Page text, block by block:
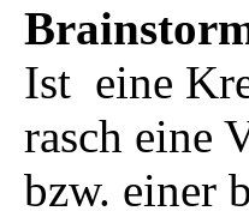
Ist eine
rasch eine
bzw. einer